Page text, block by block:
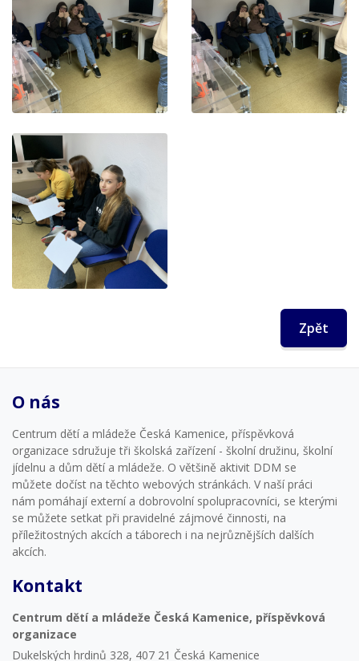
Zpět
O nás
Centrum dětí a mládeže Česká Kamenice, příspěvková
organizace sdružuje tři školská zařízení - školní družinu, školní
jídelnu a dům dětí a mládeže. O většině aktivit DDM se
můžete dočíst na těchto webových stránkách. V naší práci
nám pomáhají externí a dobrovolní spolupracovníci, se kterými
se můžete setkat při pravidelné zájmové činnosti, na
příležitostných akcích a táborech i na nejrůznějších dalších
akcích.
Kontakt
Centrum dětí a mládeže Česká Kamenice, příspěvková
organizace
Dukelských hrdinů 328, 407 21 Česká Kamenice